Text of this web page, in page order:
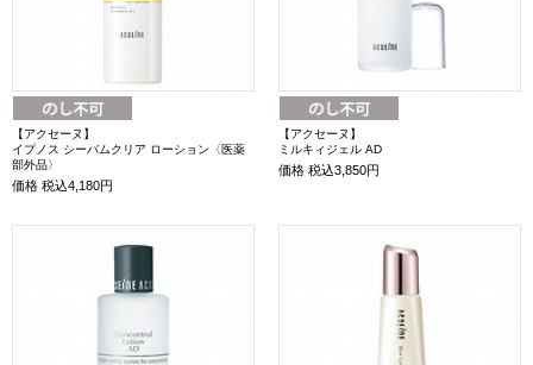
【アクセーヌ】
イプノス シーバムクリア ローション〈医薬
部外品〉
価格 税込4,180円
【アクセーヌ】
ミルキィジェル AD
価格 税込3,850円